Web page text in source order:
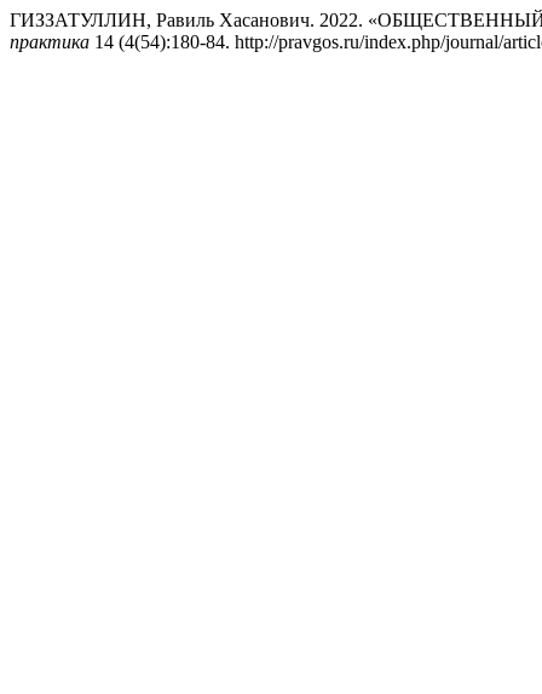
ГИЗЗАТУЛЛИН, Равиль Хасанович. 2022.
практика 14 (4(54):180-84. http://pravgos.ru/index.php/journal/